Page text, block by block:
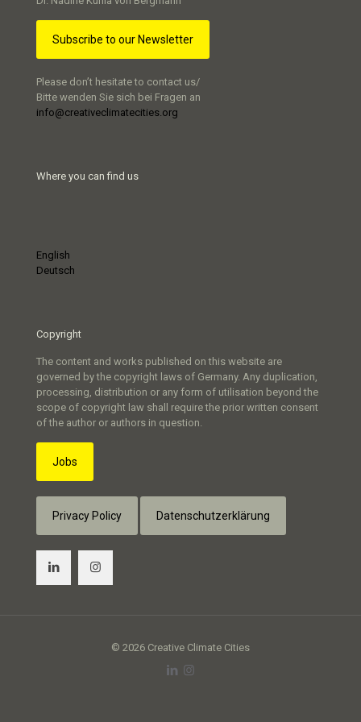
Subscribe to our Newsletter
Please don’t hesitate to contact us/
Bitte wenden Sie sich bei Fragen an
info@creativeclimatecities.org
Where you can find us
English
Deutsch
Copyright
The content and works published on this website are
governed by the copyright laws of Germany. Any duplication,
processing, distribution or any form of utilisation beyond the
scope of copyright law shall require the prior written consent
of the author or authors in question.
Jobs
Privacy Policy Datenschutzerklärung
© 2026 Creative Climate Cities